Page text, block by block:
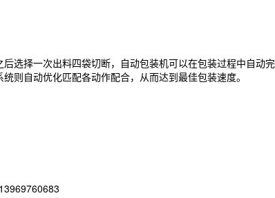
选择一次出料四袋切断，自动包装机可以在包装过程中自动完
则自动优化匹配各动作配合，从而达到最佳包装速度。